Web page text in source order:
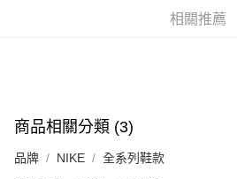
相關推薦
商品相關分類 (3)
品牌 NIKE 全系列鞋款